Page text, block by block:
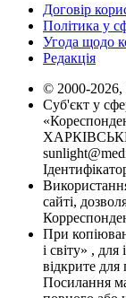
Договір
Політика у
Угода щодо
Редакція
© 2000-2026,
Суб'єкт у
сайті,
При
і світу» ,
відкрите
Посилання